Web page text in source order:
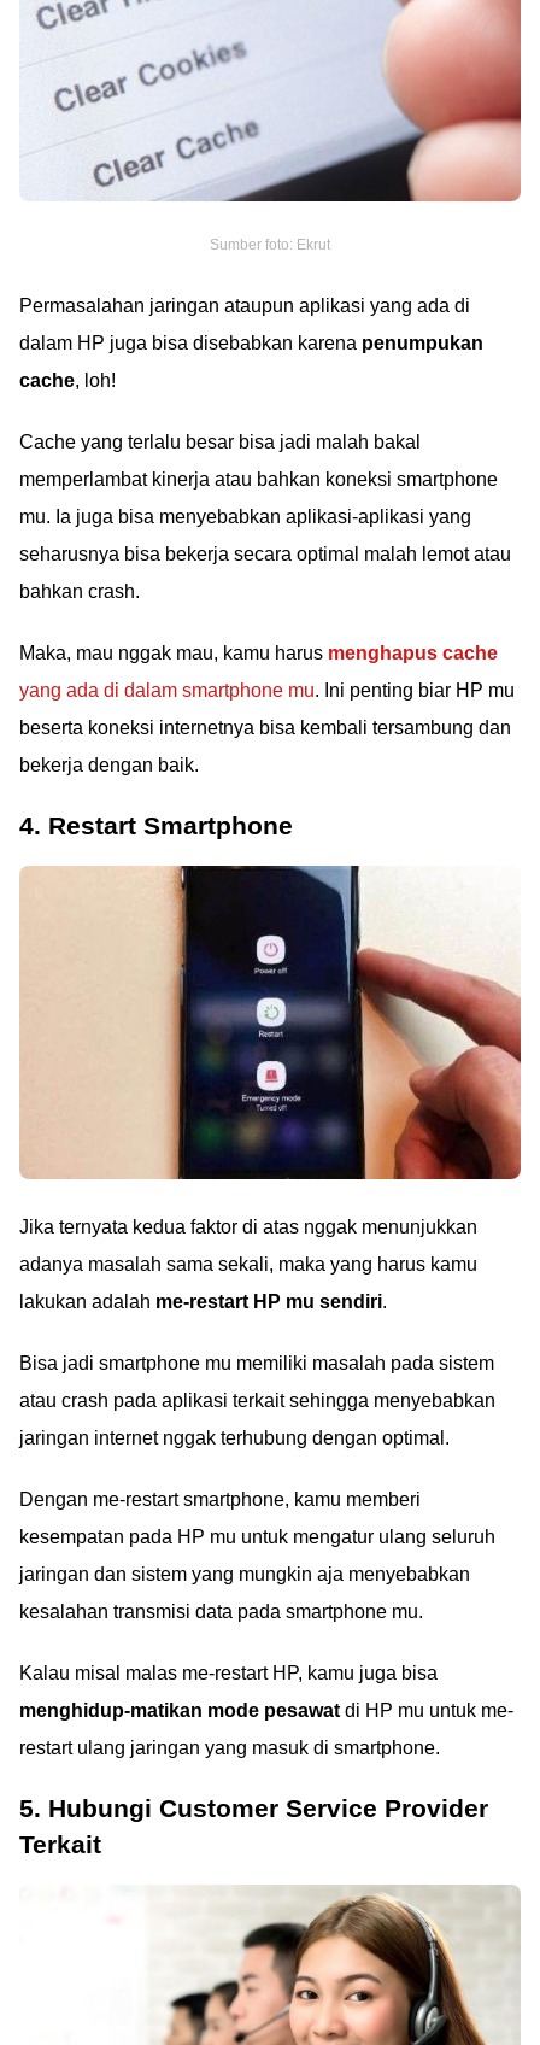
Sumber foto: Ekrut
Permasalahan jaringan ataupun aplikasi yang ada di
dalam HP juga bisa disebabkan karena penumpukan
cache, loh!
Cache yang terlalu besar bisa jadi malah bakal
memperlambat kinerja atau bahkan koneksi smartphone
mu. Ia juga bisa menyebabkan aplikasi-aplikasi yang
seharusnya bisa bekerja secara optimal malah lemot atau
bahkan crash.
Maka, mau nggak mau, kamu harus menghapus cache
yang ada di dalam smartphone mu. Ini penting biar HP mu
beserta koneksi internetnya bisa kembali tersambung dan
bekerja dengan baik.
4. Restart Smartphone
Jika ternyata kedua faktor di atas nggak menunjukkan
adanya masalah sama sekali, maka yang harus kamu
lakukan adalah me-restart HP mu sendiri.
Bisa jadi smartphone mu memiliki masalah pada sistem
atau crash pada aplikasi terkait sehingga menyebabkan
jaringan internet nggak terhubung dengan optimal.
Dengan me-restart smartphone, kamu memberi
kesempatan pada HP mu untuk mengatur ulang seluruh
jaringan dan sistem yang mungkin aja menyebabkan
kesalahan transmisi data pada smartphone mu.
Kalau misal malas me-restart HP, kamu juga bisa
menghidup-matikan mode pesawat di HP mu untuk me-
restart ulang jaringan yang masuk di smartphone.
5. Hubungi Customer Service Provider
Terkait